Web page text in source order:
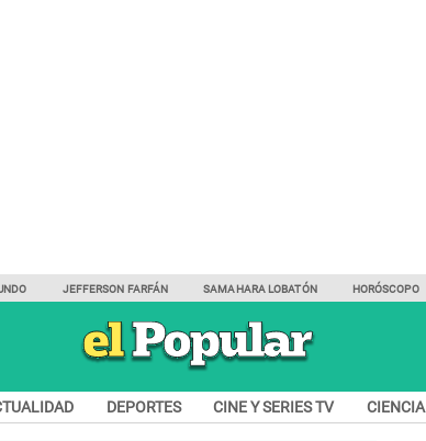
JEFFERSON FARFÁN SAMAHARA LOBATÓN HORÓSCOPO
DEPORTES CINE Y SERIES TV CIENCIA